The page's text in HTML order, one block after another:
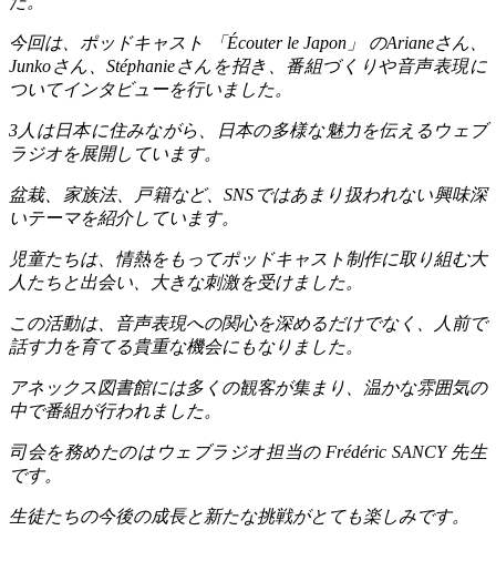
今回は、ポッドキャスト 「 Écouter le Japon」 のArianeさん、
Junkoさん、Stéphanieさんを招き、番組づくりや音声表現に
ついてインタビューを行いました。
3 人は日本に住みながら、日本の多様な魅力を伝えるウェブ
ラジオを展開しています。
盆栽、家族法、戸籍など、SNS ではあまり扱われない興味深
いテーマを紹介しています。
児童たちは、情熱をもってポッドキャスト制作に取り組む大
人たちと出会い、大きな刺激を受けました。
この活動は、音声表現への関心を深めるだけでなく、人前で
話す力を育てる貴重な機会にもなりました。
アネックス図書館には多くの観客が集まり、温かな雰囲気の
中で番組が行われました。
司会を務めたのはウェブラジオ担当のFrédéric SANCY 先生
です。
生徒たちの今後の成長と新たな挑戦がとても楽しみです。